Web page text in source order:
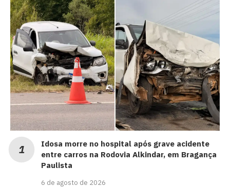
Idosa morre no hospital após grave acidente
entre carros na Rodovia Alkindar, em Bragança
Paulista
6 de agosto de 2026